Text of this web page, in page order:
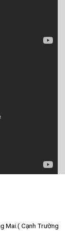
Mai.( Cạnh Trường